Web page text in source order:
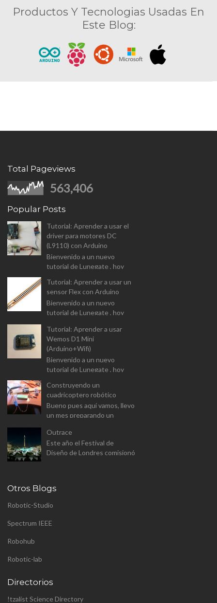
Productos Y Tecnologias Usadas En
Este Blog:
Total Pageviews
563,406
Popular Posts
Tutorial: Aprender a usar el
driver para motores DC
(L9110) con Arduino
Bienvenido a un nuevo
tutorial de Lunegate , hoy
controlar motores DC (L9110
Dual-Chanel H-Bridge). I...
Tutorial: Aprender a usar un
sensor Flex con Arduino
Bienvenido a un nuevo
tutorial de Lunegate , hoy
componente un tanto
diferente, y que las
aplicaciones estarán...
Tutorial: Aprender a usar
Wemos D1 Mini
(Arduino+Wifi)
Bienvenido a un nuevo
tutorial de Lunegate , hoy
Arduino equipado con un
modulo Wifi. El Wemos D1
Mini v...
Construyendo un
cuadricoptero robótico
Bueno pues aquí vamos, llevo
un mes preparando un
(aunque a este paso sera
proyecto personal). Se trata
de constr...
Outrace
Este año el Festival de
Diseño de Londres comisionó
pública p...
Otros Blogs
Robotic-Studio
Spectrum IEEE
Robohub
Robotic-lab
Directorios
!tzalist Science Directory